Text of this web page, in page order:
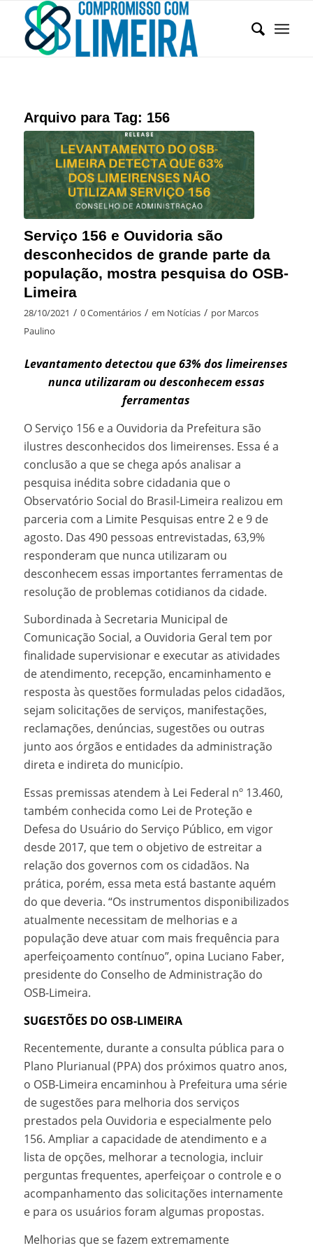
Arquivo para Tag: 156
Serviço 156 e Ouvidoria são
desconhecidos de grande parte da
população, mostra pesquisa do OSB-
Limeira
28/10/2021 / 0 Comentários / em Notícias / por Marcos
Paulino
Levantamento detectou que 63% dos limeirenses
nunca utilizaram ou desconhecem essas
ferramentas
O Serviço 156 e a Ouvidoria da Prefeitura são
ilustres desconhecidos dos limeirenses. Essa é a
conclusão a que se chega após analisar a
pesquisa inédita sobre cidadania que o
Observatório Social do Brasil-Limeira realizou em
parceria com a Limite Pesquisas entre 2 e 9 de
agosto. Das 490 pessoas entrevistadas, 63,9%
responderam que nunca utilizaram ou
desconhecem essas importantes ferramentas de
resolução de problemas cotidianos da cidade.
Subordinada à Secretaria Municipal de
Comunicação Social, a Ouvidoria Geral tem por
finalidade supervisionar e executar as atividades
de atendimento, recepção, encaminhamento e
resposta às questões formuladas pelos cidadãos,
sejam solicitações de serviços, manifestações,
reclamações, denúncias, sugestões ou outras
junto aos órgãos e entidades da administração
direta e indireta do município.
Essas premissas atendem à Lei Federal nº 13.460,
também conhecida como Lei de Proteção e
Defesa do Usuário do Serviço Público, em vigor
desde 2017, que tem o objetivo de estreitar a
relação dos governos com os cidadãos. Na
prática, porém, essa meta está bastante aquém
do que deveria. “Os instrumentos disponibilizados
atualmente necessitam de melhorias e a
população deve atuar com mais frequência para
aperfeiçoamento contínuo”, opina Luciano Faber,
presidente do Conselho de Administração do
OSB-Limeira.
SUGESTÕES DO OSB-LIMEIRA
Recentemente, durante a consulta pública para o
Plano Plurianual (PPA) dos próximos quatro anos,
o OSB-Limeira encaminhou à Prefeitura uma série
de sugestões para melhoria dos serviços
prestados pela Ouvidoria e especialmente pelo
156. Ampliar a capacidade de atendimento e a
lista de opções, melhorar a tecnologia, incluir
perguntas frequentes, aperfeiçoar o controle e o
acompanhamento das solicitações internamente
e para os usuários foram algumas propostas.
Melhorias que se fazem extremamente